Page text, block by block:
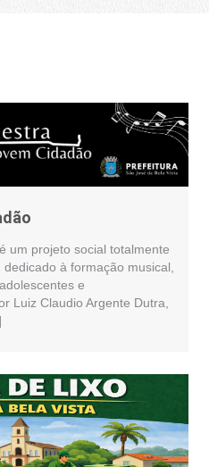
um projeto social totalmente
à formação musical,
e
Luiz Claudio Argente Dutra,